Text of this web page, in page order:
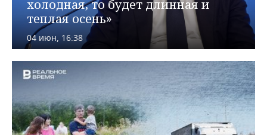
ХОККЕЙ С МЯЧОМ
ПРОИСШЕСТВИЯ
холодная, то будет длинная и
теплая осень»
04 июн, 16:38